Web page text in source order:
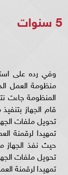
5 سنوات
وفي رده على
منظومة العمل
قام الجهاز
تحويل ملفات
تمهيدا لرقمنة
حيث نفذ الجهاز
تحويل ملفات
تمهيدا لرقمنة